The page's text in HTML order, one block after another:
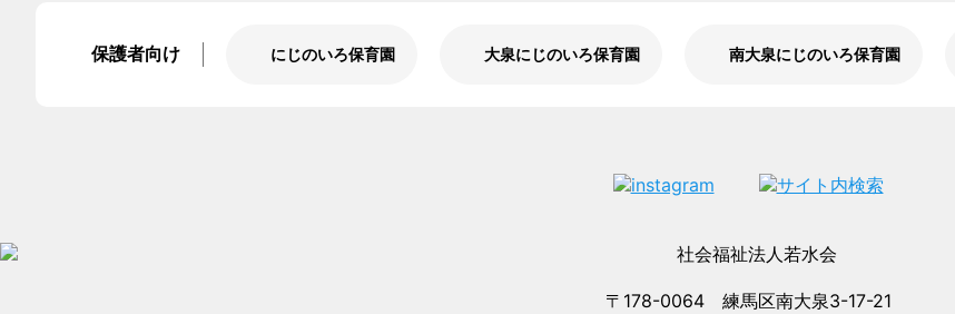
保護者向け にじのいろ保育園 大泉にじのいろ保育園 南大泉にじのいろ保育園
〒178-0064 練馬区南大泉3-17-21